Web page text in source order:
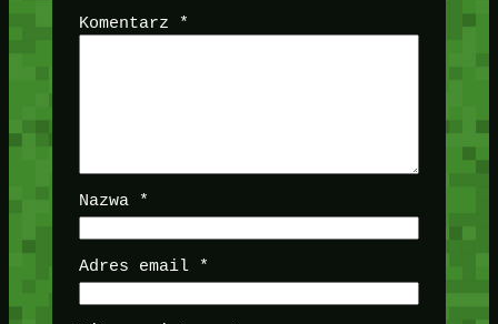
Komentarz *
Nazwa *
Adres email *